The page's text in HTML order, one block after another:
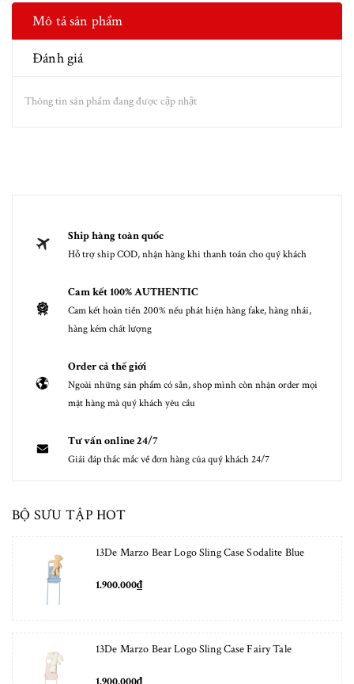
Mô tả sản phẩm
Đánh giá
Thông tin sản phẩm đang được cập nhật
Ship hàng toàn quốc
Hỗ trợ ship COD, nhận hàng khi thanh toán cho quý khách
Cam kết 100% AUTHENTIC
Cam kết hoàn tiền 200% nếu phát hiện hàng fake, hàng nhái,
hàng kém chất lượng
Order cả thế giới
Ngoài những sản phẩm có sẵn, shop mình còn nhận order mọi
mặt hàng mà quý khách yêu cầu
Tư vấn online 24/7
Giải đáp thắc mắc về đơn hàng của quý khách 24/7
BỘ SƯU TẬP HOT
13De Marzo Bear Logo Sling Case Sodalite Blue
1.900.000₫
13De Marzo Bear Logo Sling Case Fairy Tale